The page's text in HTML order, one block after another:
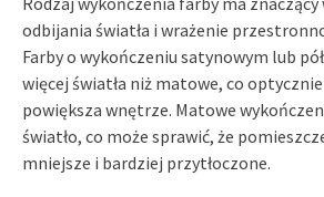
odbijania światła i wrażenie
Farby o wykończeniu satynowym lub
więcej światła niż matowe, co
powiększa wnętrze. Matowe
światło, co może sprawić, że
mniejsze i bardziej przytłoczone.